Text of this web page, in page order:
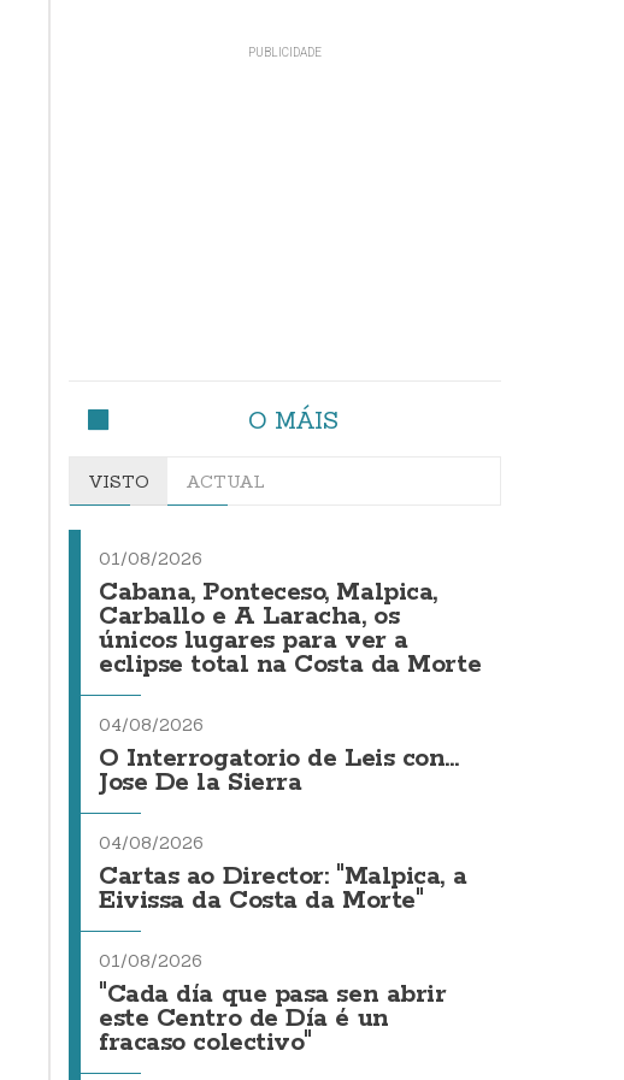
O MÁIS
VISTO ACTUAL
01/08/2026
Cabana, Ponteceso, Malpica,
Carballo e A Laracha, os
únicos lugares para ver a
eclipse total na Costa da Morte
04/08/2026
O Interrogatorio de Leis con...
Jose De la Sierra
04/08/2026
Cartas ao Director: "Malpica, a
Eivissa da Costa da Morte"
01/08/2026
"Cada día que pasa sen abrir
este Centro de Día é un
fracaso colectivo"